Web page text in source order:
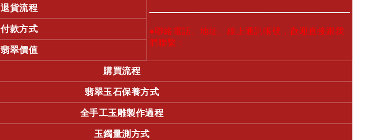
●聯絡電話、地址、線上通訊帳號，歡迎直接跟我
們聯繫：
退貨流程
付款方式
翡翠價值
購買流程
翡翠玉石保養方式
全手工玉雕製作過程
玉鐲量測方式